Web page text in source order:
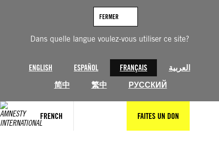
Dans quelle langue voulez-vous utiliser ce site?
ENGLISH ESPAÑOL FRANÇAIS
العربية
简中
繁中 РУССКИЙ
FERMER
FRENCH FAITES UN DON